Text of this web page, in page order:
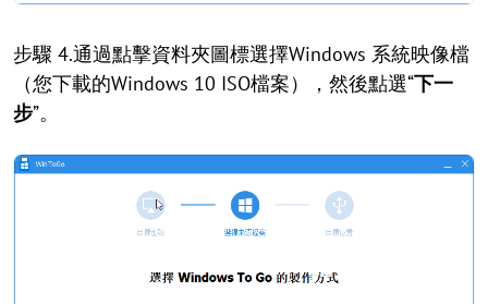
步驟 4.通過點擊資料夾圖標選擇Windows 系統映像檔
（您下載的Windows 10 ISO檔案），然後點選“下一
步”。